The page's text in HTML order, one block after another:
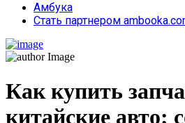
Амбука
Стать партнером
Как купить
китайские авто: